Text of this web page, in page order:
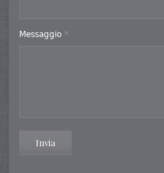
Messaggio *
Invia